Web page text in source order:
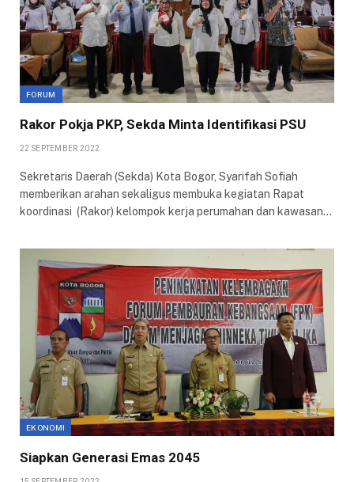
FORUM
Rakor Pokja PKP, Sekda Minta Identifikasi PSU
22 SEPTEMBER 2022
Sekretaris Daerah (Sekda) Kota Bogor, Syarifah Sofiah
memberikan arahan sekaligus membuka kegiatan Rapat
koordinasi (Rakor) kelompok kerja perumahan dan kawasan…
EKONOMI
Siapkan Generasi Emas 2045